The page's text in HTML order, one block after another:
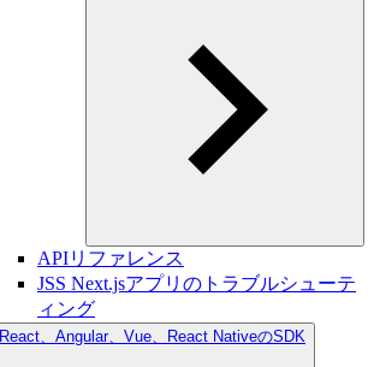
APIリファレンス
JSS Next.jsアプリのトラブルシューテ
ィング
React、Angular、Vue、React NativeのSDK